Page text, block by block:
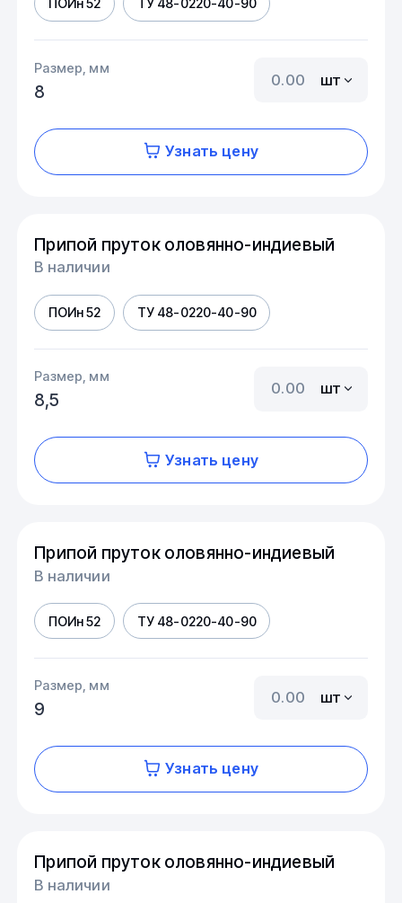
ПОИн 52 ТУ 48-0220-40-90
Размер, мм
8
шт
Узнать цену
Припой пруток оловянно-индиевый
В наличии
ПОИн 52 ТУ 48-0220-40-90
Размер, мм
8,5
шт
Узнать цену
Припой пруток оловянно-индиевый
В наличии
ПОИн 52 ТУ 48-0220-40-90
Размер, мм
9
шт
Узнать цену
Припой пруток оловянно-индиевый
В наличии